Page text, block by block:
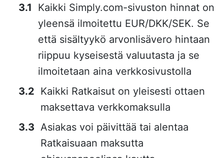
Kaikki Simply.com-sivuston hinnat on
yleensä ilmoitettu EUR/DKK/SEK. Se
että sisältyykö arvonlisävero hintaan
riippuu kyseisestä valuutasta ja se
ilmoitetaan aina verkkosivustolla
Kaikki Ratkaisut on yleisesti ottaen
maksettava verkkomaksulla
Asiakas voi päivittää tai alentaa
Ratkaisuaan maksutta